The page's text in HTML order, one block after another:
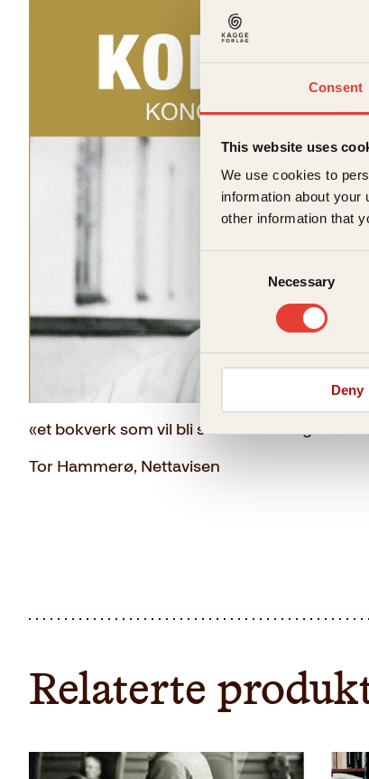
Consent
This website uses
We use cookies to
information about
other information that
Necessary
Deny
«et bokverk som vil bli stående i mange tiår
Tor Hammerø, Nettavisen
Relaterte